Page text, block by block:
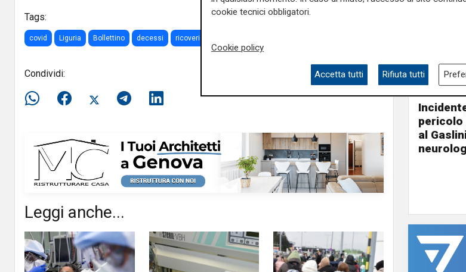
Tags:
covid Liguria Bollettino decessi ricoveri
Condividi:
Leggi anche...
Il miracolo
pericolo
al
cookie tecnici obbligatori.
Cookie policy
Accetta tutti Rifiuta tutti